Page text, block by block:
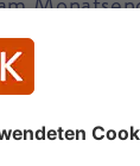
Laufzeit
andere
deines